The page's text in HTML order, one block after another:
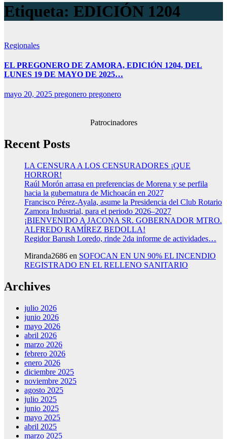
Etiqueta: EDICIÓN 1204
Regionales
EL PREGONERO DE ZAMORA, EDICIÓN 1204, DEL
LUNES 19 DE MAYO DE 2025…
mayo 20, 2025 pregonero pregonero
Patrocinadores
Recent Posts
LA CENSURA A LOS CENSURADORES ¡QUE
HORROR!
Raúl Morón arrasa en preferencias de Morena y se perfila
hacia la gubernatura de Michoacán en 2027
Francisco Pérez-Ayala, asume la Presidencia del Club Rotario
Zamora Industrial, para el periodo 2026–2027
¡BIENVENIDO A JACONA SR. GOBERNADOR MTRO.
ALFREDO RAMÍREZ BEDOLLA!
Regidor Barush Loredo, rinde 2da informe de actividades…
Miranda2686 en SOFOCAN EN UN 90% EL INCENDIO
REGISTRADO EN EL RELLENO SANITARIO
Archives
julio 2026
junio 2026
mayo 2026
abril 2026
marzo 2026
febrero 2026
enero 2026
diciembre 2025
noviembre 2025
agosto 2025
julio 2025
junio 2025
mayo 2025
abril 2025
marzo 2025